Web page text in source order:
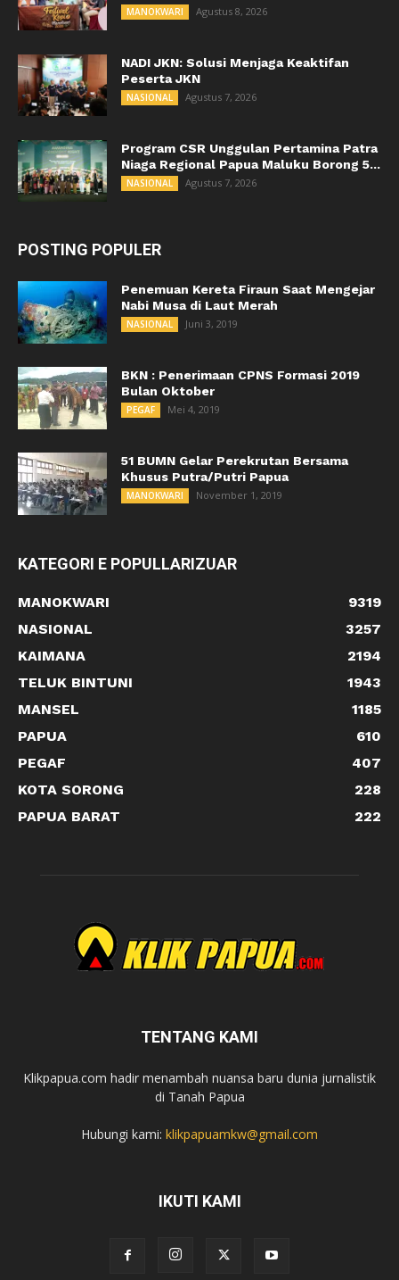
MANOKWARI Agustus 8, 2026
NADI JKN: Solusi Menjaga Keaktifan
Peserta JKN
NASIONAL Agustus 7, 2026
Program CSR Unggulan Pertamina Patra
Niaga Regional Papua Maluku Borong 5...
NASIONAL Agustus 7, 2026
POSTING POPULER
Penemuan Kereta Firaun Saat Mengejar
Nabi Musa di Laut Merah
NASIONAL Juni 3, 2019
BKN : Penerimaan CPNS Formasi 2019
Bulan Oktober
PEGAF Mei 4, 2019
51 BUMN Gelar Perekrutan Bersama
Khusus Putra/Putri Papua
MANOKWARI November 1, 2019
KATEGORI E POPULLARIZUAR
MANOKWARI
9319
NASIONAL
3257
KAIMANA
2194
TELUK BINTUNI
1943
MANSEL
1185
PAPUA
610
PEGAF
407
KOTA SORONG
228
PAPUA BARAT
222
TENTANG KAMI
Klikpapua.com hadir menambah nuansa baru dunia jurnalistik
di Tanah Papua
Hubungi kami: klikpapuamkw@gmail.com
IKUTI KAMI